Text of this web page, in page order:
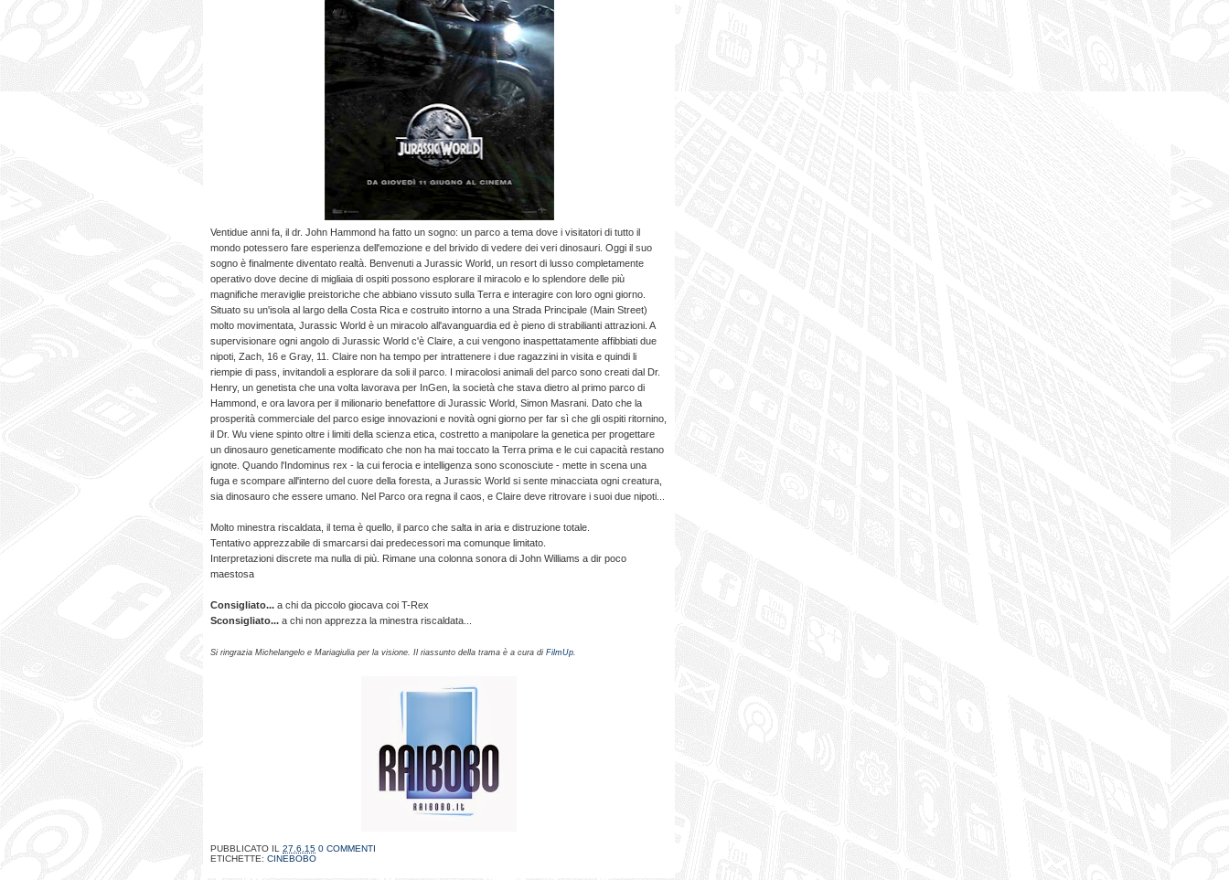
Ventidue anni fa, il dr. John Hammond ha fatto un sogno: un parco a tema dove i visitatori di tutto il
mondo potessero fare esperienza dell'emozione e del brivido di vedere dei veri dinosauri. Oggi il suo
sogno è finalmente diventato realtà. Benvenuti a Jurassic World, un resort di lusso completamente
operativo dove decine di migliaia di ospiti possono esplorare il miracolo e lo splendore delle più
magnifiche meraviglie preistoriche che abbiano vissuto sulla Terra e interagire con loro ogni giorno.
Situato su un'isola al largo della Costa Rica e costruito intorno a una Strada Principale (Main Street)
molto movimentata, Jurassic World è un miracolo all'avanguardia ed è pieno di strabilianti attrazioni. A
supervisionare ogni angolo di Jurassic World c'è Claire, a cui vengono inaspettatamente affibbiati due
nipoti, Zach, 16 e Gray, 11. Claire non ha tempo per intrattenere i due ragazzini in visita e quindi li
riempie di pass, invitandoli a esplorare da soli il parco. I miracolosi animali del parco sono creati dal Dr.
Henry, un genetista che una volta lavorava per InGen, la società che stava dietro al primo parco di
Hammond, e ora lavora per il milionario benefattore di Jurassic World, Simon Masrani. Dato che la
prosperità commerciale del parco esige innovazioni e novità ogni giorno per far sì che gli ospiti ritornino,
il Dr. Wu viene spinto oltre i limiti della scienza etica, costretto a manipolare la genetica per progettare
un dinosauro geneticamente modificato che non ha mai toccato la Terra prima e le cui capacità restano
ignote. Quando l'Indominus rex - la cui ferocia e intelligenza sono sconosciute - mette in scena una
fuga e scompare all'interno del cuore della foresta, a Jurassic World si sente minacciata ogni creatura,
sia dinosauro che essere umano. Nel Parco ora regna il caos, e Claire deve ritrovare i suoi due nipoti...
Molto minestra riscaldata, il tema è quello, il parco che salta in aria e distruzione totale.
Tentativo apprezzabile di smarcarsi dai predecessori ma comunque limitato.
Interpretazioni discrete ma nulla di più. Rimane una colonna sonora di John Williams a dir poco
maestosa
Consigliato... a chi da piccolo giocava coi T-Rex
Sconsigliato... a chi non apprezza la minestra riscaldata...
Si ringrazia Michelangelo e Mariagiulia per la visione. Il riassunto della trama è a cura di FilmUp
PUBBLICATO IL 27.6.15 0 COMMENTI
ETICHETTE: CINEBOBO